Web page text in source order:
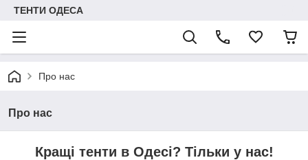
ТЕНТИ ОДЕСА
Про нас
Про нас
Кращі тенти в Одесі? Тільки у нас!